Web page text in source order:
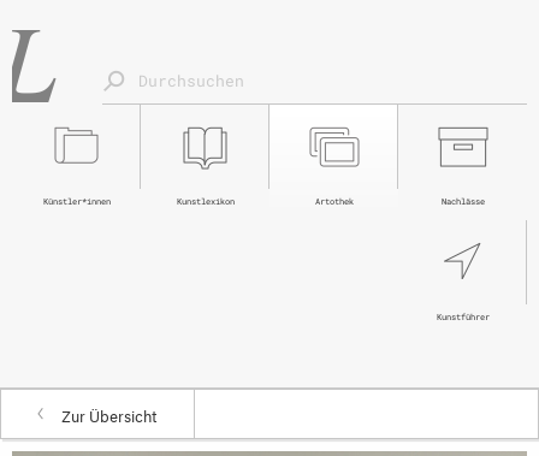
Nachlässe
Artothek
Kunstlexikon
Künstler*innen
Kunstführer
Zur Übersicht